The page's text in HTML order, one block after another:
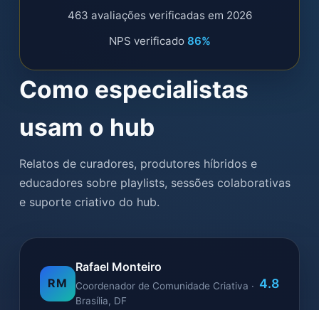
463 avaliações verificadas em 2026
NPS verificado 86%
Como especialistas
usam o hub
Relatos de curadores, produtores híbridos e
educadores sobre playlists, sessões colaborativas
e suporte criativo do hub.
RM
Rafael Monteiro
Coordenador de Comunidade Criativa ·
Brasília, DF
4.8